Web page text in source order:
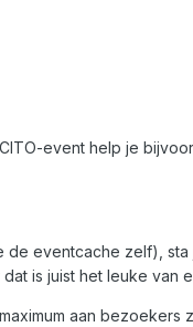
event help je
de eventcache zelf),
is juist het leuke van
aan bezoekers